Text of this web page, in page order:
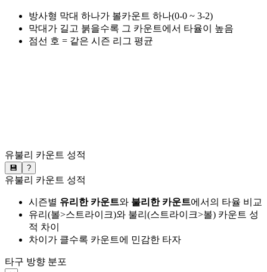
방사형 막대 하나가 볼카운트 하나(0-0 ~ 3-2)
막대가 길고 붉을수록 그 카운트에서 타율이 높음
점선 호 = 같은 시즌 리그 평균
유불리 카운트 성적
💾 ?
유불리 카운트 성적
시즌별 유리한 카운트와 불리한 카운트에서의 타율 비교
유리(볼>스트라이크)와 불리(스트라이크>볼) 카운트 성
적 차이
차이가 클수록 카운트에 민감한 타자
타구 방향 분포